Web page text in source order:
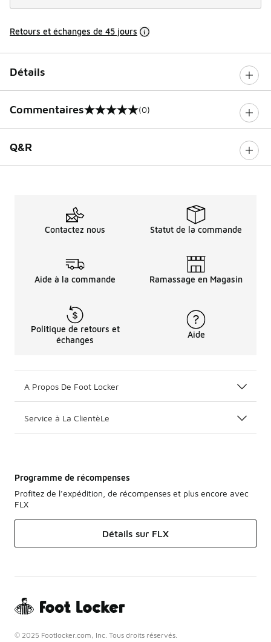
Retours et échanges de 45 jours
Détails
Commentaires
0 sur 5 notes (0)
Q&R
Contactez nous Statut de la commande
Aide à la commande Ramassage en Magasin
Politique de retours et
échanges
Aide
A Propos De Foot Locker
Service à La ClientèLe
Programme de récompenses
Profitez de l’expédition, de récompenses et plus encore avec
FLX
Détails sur FLX
© 2025 Footlocker.com, Inc. Tous droits réservés.